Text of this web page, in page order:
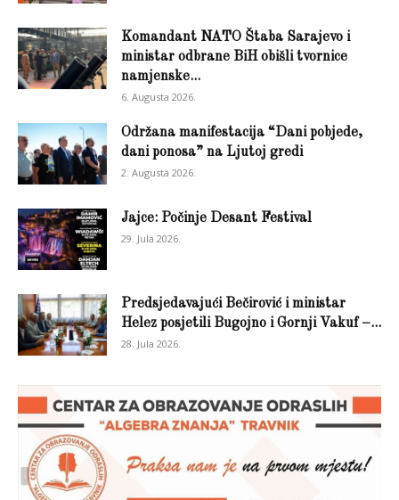
Komandant NATO Štaba Sarajevo i
ministar odbrane BiH obišli tvornice
namjenske...
6. Augusta 2026.
Održana manifestacija “Dani pobjede,
dani ponosa” na Ljutoj gredi
2. Augusta 2026.
Jajce: Počinje Desant Festival
29. Jula 2026.
Predsjedavajući Bečirović i ministar
Helez posjetili Bugojno i Gornji Vakuf –...
28. Jula 2026.